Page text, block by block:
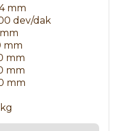
mm
dev/dak
mm
mm
mm
mm